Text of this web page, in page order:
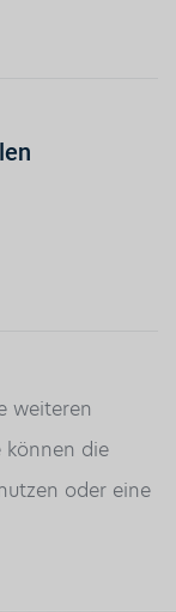
weiteren
die
oder eine